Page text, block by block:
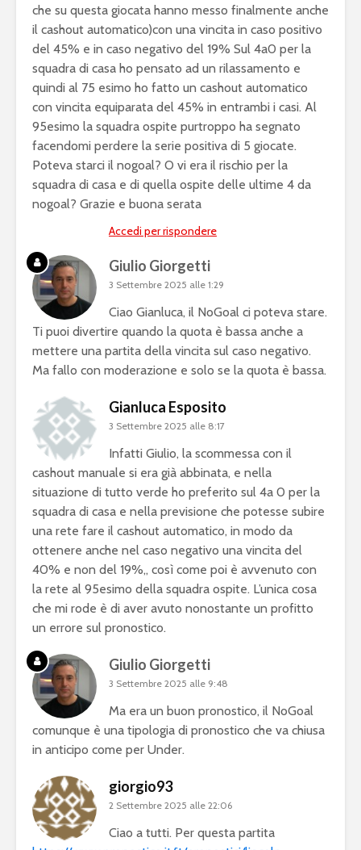
che su questa giocata hanno messo finalmente anche
il cashout automatico)con una vincita in caso positivo
del 45% e in caso negativo del 19% Sul 4a0 per la
squadra di casa ho pensato ad un rilassamento e
quindi al 75 esimo ho fatto un cashout automatico
con vincita equiparata del 45% in entrambi i casi. Al
95esimo la squadra ospite purtroppo ha segnato
facendomi perdere la serie positiva di 5 giocate.
Poteva starci il nogoal? O vi era il rischio per la
squadra di casa e di quella ospite delle ultime 4 da
nogoal? Grazie e buona serata
Accedi per rispondere
Giulio Giorgetti
3 Settembre 2025 alle 1:29
Ciao Gianluca, il NoGoal ci poteva stare.
Ti puoi divertire quando la quota è bassa anche a
mettere una partita della vincita sul caso negativo.
Ma fallo con moderazione e solo se la quota è bassa.
Gianluca Esposito
3 Settembre 2025 alle 8:17
Infatti Giulio, la scommessa con il
cashout manuale si era già abbinata, e nella
situazione di tutto verde ho preferito sul 4a 0 per la
squadra di casa e nella previsione che potesse subire
una rete fare il cashout automatico, in modo da
ottenere anche nel caso negativo una vincita del
40% e non del 19%,, così come poi è avvenuto con
la rete al 95esimo della squadra ospite. L’unica cosa
che mi rode è di aver avuto nonostante un profitto
un errore sul pronostico.
Giulio Giorgetti
3 Settembre 2025 alle 9:48
Ma era un buon pronostico, il NoGoal
comunque è una tipologia di pronostico che va chiusa
in anticipo come per Under.
giorgio93
2 Settembre 2025 alle 22:06
Ciao a tutti. Per questa partita